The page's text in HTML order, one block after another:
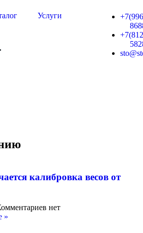
Услуги
калибровка весов от
нет
»